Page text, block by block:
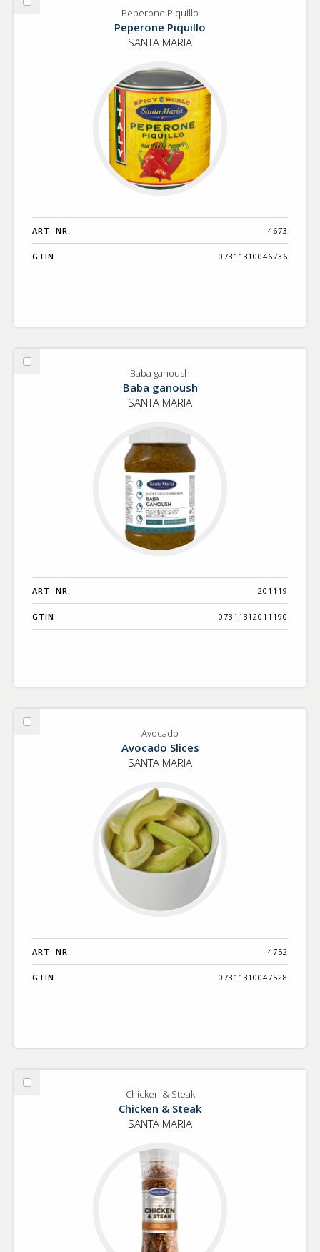
Välj
Peperone Piquillo
Peperone Piquillo
SANTA MARIA
ART. NR. 4673
GTIN 07311310046736
Välj
Baba ganoush
Baba ganoush
SANTA MARIA
ART. NR. 201119
GTIN 07311312011190
Välj
Avocado
Avocado Slices
SANTA MARIA
ART. NR. 4752
GTIN 07311310047528
Välj
Chicken & Steak
Chicken & Steak
SANTA MARIA